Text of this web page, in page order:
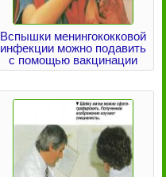
Вспышки менингококковой
инфекции можно подавить
с помощью вакцинации